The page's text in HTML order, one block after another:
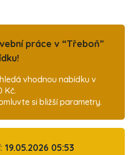
práce v “Třeboň”
vhodnou nabídku v
Kč.
si bližší parametry.
19.05.2026 05:53